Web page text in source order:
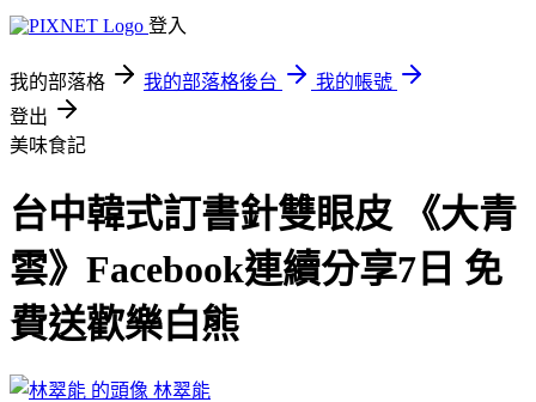
登入
我的部落格 我的部落格後台
我的帳號
登出
美味食記
台中韓式訂書針雙眼皮 《大青
雲》Facebook連續分享7日 免
費送歡樂白熊
林翠能